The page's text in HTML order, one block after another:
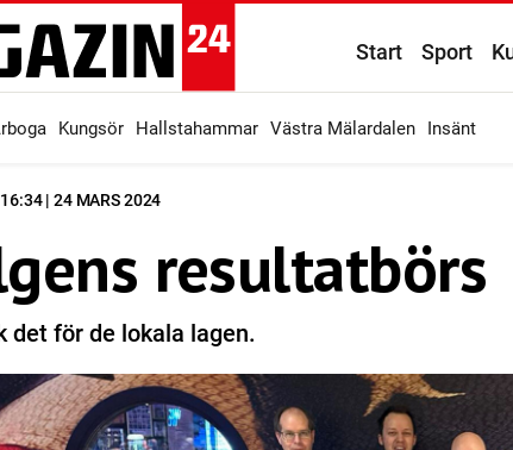
Start Sport
Kungsör Hallstahammar Västra Mälardalen Insänt
16:34 | 24 MARS 2024
resultatbörs
det för de lokala lagen.